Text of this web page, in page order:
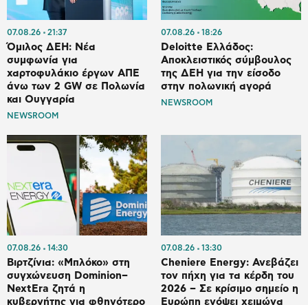
07.08.26 21:37
Όμιλος ΔΕΗ: Νέα
συμφωνία για
χαρτοφυλάκιο έργων ΑΠΕ
άνω των 2 GW σε Πολωνία
και Ουγγαρία
NEWSROOM
07.08.26 18:26
Deloitte Ελλάδος:
Αποκλειστικός σύμβουλος
της ΔΕΗ για την είσοδο
στην πολωνική αγορά
NEWSROOM
07.08.26 14:30
Βιρτζίνια: «Μπλόκο» στη
συγχώνευση Dominion–
NextEra ζητά η
κυβερνήτης για φθηνότερο
07.08.26 13:30
Cheniere Energy: Ανεβάζει
τον πήχη για τα κέρδη του
2026 – Σε κρίσιμο σημείο η
Ευρώπη ενόψει χειμώνα